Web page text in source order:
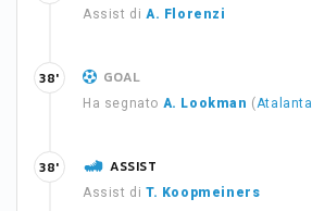
Assist di A. Florenzi
GOAL
Ha segnato A. Lookman (Atalanta
38'
ASSIST
Assist di T. Koopmeiners
38'